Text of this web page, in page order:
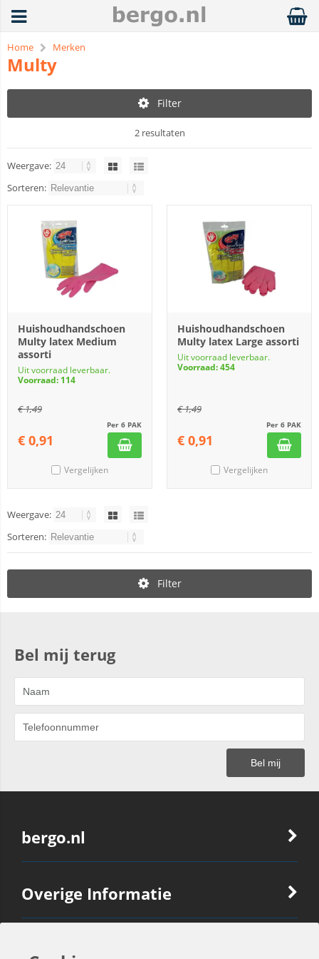
Home Merken
Multy
Filter
2 resultaten
Weergave:
Sorteren:
Huishoudhandschoen
Multy latex Medium
assorti
Uit voorraad leverbaar.
Voorraad: 114
€1,49
Per 6 PAK
€ 0,91
Vergelijken
Huishoudhandschoen
Multy latex Large assorti
Uit voorraad leverbaar.
Voorraad: 454
€1,49
Per 6 PAK
€ 0,91
Vergelijken
Weergave:
Sorteren:
Filter
Bel mij terug
bergo.nl
Overige Informatie
Ook Interessant